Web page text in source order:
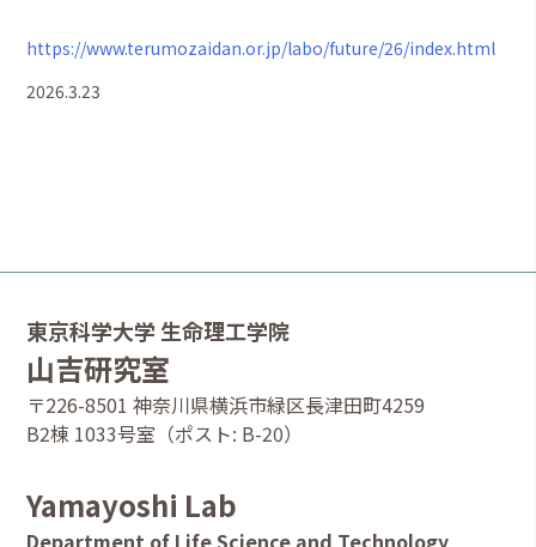
https://www.terumozaidan.or.jp/labo/future/26/index.html
2026.3.23
東京科学大学 生命理工学院
山吉研究室
〒226-8501 神奈川県横浜市緑区長津田町4259
B2棟 1033号室（ポスト: B-20）
Yamayoshi Lab
Department of Life Science and Technology